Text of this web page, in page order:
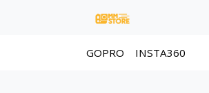
GOPRO INSTA360